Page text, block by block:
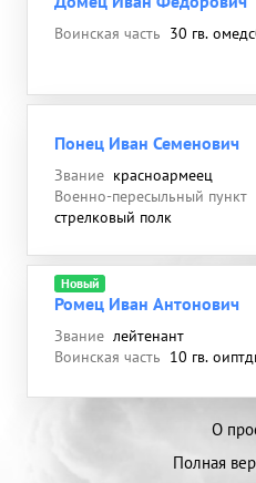
Воинская часть 30 гв.
Понец Иван Семенович
Звание красноармеец
Военно-пересыльный пункт
стрелковый полк
Новый
Ромец Иван Антонович
Звание лейтенант
Воинская часть 10 гв.
О
Полная